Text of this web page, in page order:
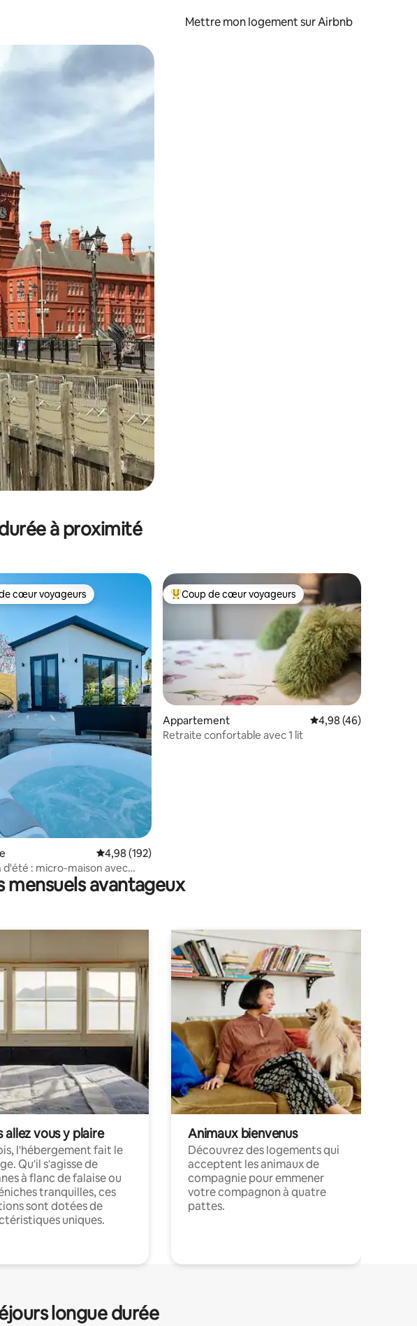
Mettre mon logement sur Airbnb
en appuyant et en faisant glisser.
à proximité
base de 325 commentaires : 4,98 sur 5
cœur voyageurs les plus appréciés
cœur voyageurs
Évaluation moyenne sur la base de 192 commentaires : 4,98 sur 5
4,98 (192)
d'été : micro-maison avec
Coups de cœur voyageurs les plus appréciés
Coup de cœur voyageurs
Appartement Évaluation moyenne
4,98 (46)
Retraite confortable avec 1 lit
avantageux
allez vous y plaire
l'hébergement fait le
Qu'il s'agisse de
à flanc de falaise ou
tranquilles, ces
sont dotées de
uniques.
Animaux bienvenus
Découvrez des logements qui
acceptent les animaux de
compagnie pour emmener
votre compagnon à quatre
pattes.
longue durée